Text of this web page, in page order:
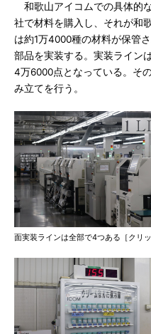
和歌山アイコムでの具体的
社で材料を購入し、それが和
は約1万4000種の材料が保管
部品を実装する。実装ライン
4万6000点となっている。そ
み立てを行う。
面実装ラインは全部で4つある［クリッ